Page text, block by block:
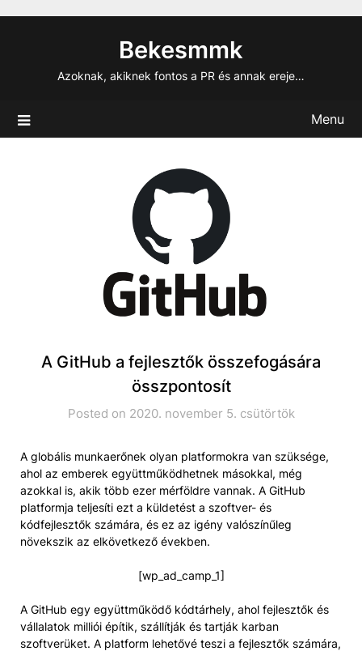
Bekesmmk
Azoknak, akiknek fontos a PR és annak ereje…
Menu
A GitHub a fejlesztők összefogására
összpontosít
Posted on 2020. november 5. csütörtök
A globális munkaerőnek olyan platformokra van szüksége,
ahol az emberek együttműködhetnek másokkal, még
azokkal is, akik több ezer mérföldre vannak. A GitHub
platformja teljesíti ezt a küldetést a szoftver- és
kódfejlesztők számára, és ez az igény valószínűleg
növekszik az elkövetkező években.
[wp_ad_camp_1]
A GitHub egy együttműködő kódtárhely, ahol fejlesztők és
vállalatok milliói építik, szállítják és tartják karban
szoftverüket. A platform lehetővé teszi a fejlesztők számára,